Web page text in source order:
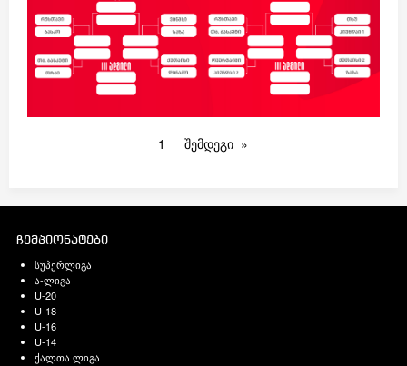
1 შემდეგი
ჩემპიონატები
სუპერლიგა
ა-ლიგა
U-20
U-18
U-16
U-14
ქალთა ლიგა